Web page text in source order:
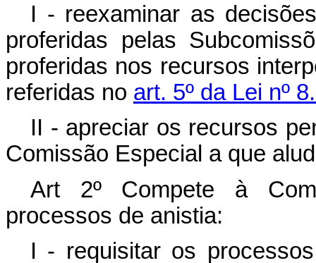
I - reexaminar as
proferidas pelas
proferidas nos recursos
referidas no art. 5º da Lei nº
II - apreciar os recursos
Comissão Especial a que
Art 2º Compete à
processos de anistia:
I - requisitar os